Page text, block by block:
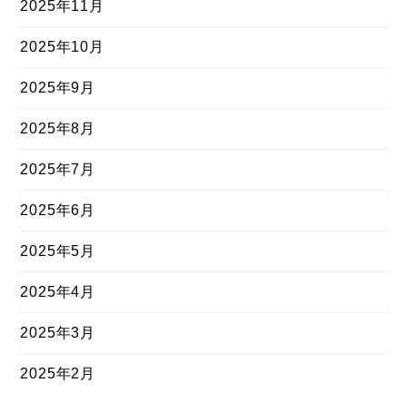
2025年11月
2025年10月
2025年9月
2025年8月
2025年7月
2025年6月
2025年5月
2025年4月
2025年3月
2025年2月